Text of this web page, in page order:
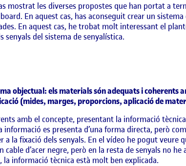
mostrat les diverses propostes que han portat a
En aquest cas, has aconseguit crear un
En aquest cas, he trobat molt interessant el
senyals del sistema de senyalística.
objectual: els materials són adequats i coherents
(mides, marges, proporcions, aplicació de
amb el concepte, presentant la informació tècnica
informació es presenta d’una forma directa, però
a la fixació dels senyals. En el vídeo he pogut veure
cable d’acer negre, però en la resta de senyals no
la informació tècnica està molt ben explicada.